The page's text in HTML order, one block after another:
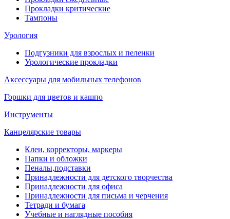
Прокладки критические
Тампоны
Урология
Подгузники для взрослых и пеленки
Урологические прокладки
Аксессуары для мобильных телефонов
Горшки для цветов и кашпо
Инструменты
Канцелярские товары
Клеи, корректоры, маркеры
Папки и обложки
Пеналы,подставки
Принадлежности для детского творчества
Принадлежности для офиса
Принадлежности для письма и черчения
Тетради и бумага
Учебные и наглядные пособия